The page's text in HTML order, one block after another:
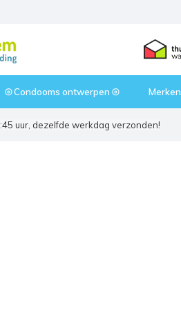
⦾ Condooms ontwerpen ⦾ Merken
uur, dezelfde werkdag verzonden!